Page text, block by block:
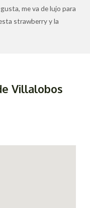
me va de lujo para
strawberry y la
Villalobos